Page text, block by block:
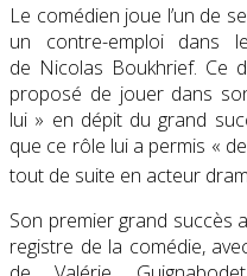
Le comédien joue l’un de
un contre-emploi dans
de Nicolas Boukhrief. Ce
proposé de jouer dans
lui » en dépit du grand
que ce rôle lui a permis «
tout de suite en acteur
Son premier grand succès
registre de la comédie,